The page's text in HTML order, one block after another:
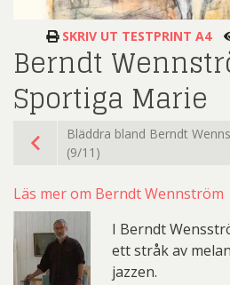
SKRIV UT TESTPRINT A4
Berndt
Sportiga Marie
Bläddra bland Berndt
(9/11)
Läs mer om Berndt Wennström
I Berndt
ett stråk av
jazzen.